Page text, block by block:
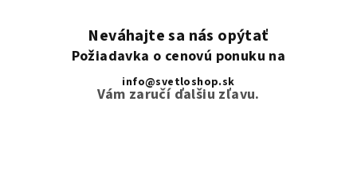
Neváhajte sa nás opýtať
Požiadavka o cenovú ponuku na
info@svetloshop.sk
Vám zaručí ďalšiu zľavu.